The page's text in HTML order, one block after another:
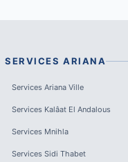
SERVICES ARIANA
Services Ariana Ville
Services Kalâat El Andalous
Services Mnihla
Services Sidi Thabet